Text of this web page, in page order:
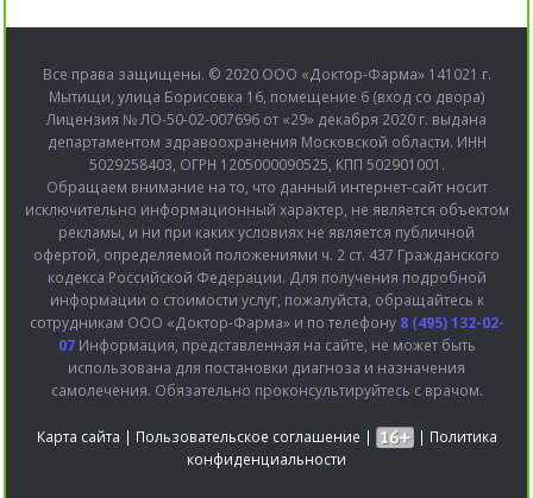
Все права защищены. © 2020 ООО «Доктор-Фарма» 141021 г.
Мытищи, улица Борисовка 16, помещение 6 (вход со двора)
Лицензия № ЛО-50-02-007696 от «29» декабря 2020 г. выдана
департаментом здравоохранения Московской области. ИНН
5029258403, ОГРН 1205000090525, КПП 502901001.
Обращаем внимание на то, что данный интернет-сайт носит
исключительно информационный характер, не является объектом
рекламы, и ни при каких условиях не является публичной
офертой, определяемой положениями ч. 2 ст. 437 Гражданского
кодекса Российской Федерации. Для получения подробной
информации о стоимости услуг, пожалуйста, обращайтесь к
сотрудникам ООО «Доктор-Фарма» и по телефону 8 (495) 132-02-
07Информация, представленная на сайте, не может быть
использована для постановки диагноза и назначения
самолечения. Обязательно проконсультируйтесь с врачом.
Карта сайта | Пользовательское соглашение | | Политика
конфиденциальности